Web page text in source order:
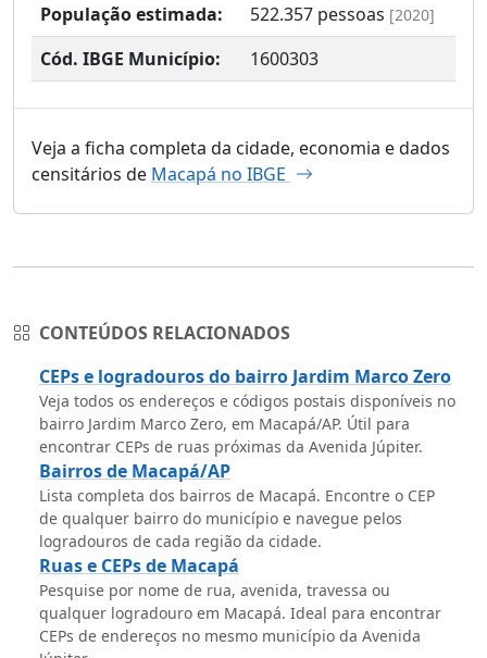
População estimada:
522.357 pessoas [2020]
Cód. IBGE Município: 1600303
Veja a ficha completa da cidade, economia e dados
censitários de Macapá no IBGE
CONTEÚDOS RELACIONADOS
CEPs e logradouros do bairro Jardim Marco Zero
Veja todos os endereços e códigos postais disponíveis no
bairro Jardim Marco Zero, em Macapá/AP. Útil para
encontrar CEPs de ruas próximas da Avenida Júpiter.
Bairros de Macapá/AP
Lista completa dos bairros de Macapá. Encontre o CEP
de qualquer bairro do município e navegue pelos
logradouros de cada região da cidade.
Ruas e CEPs de Macapá
Pesquise por nome de rua, avenida, travessa ou
qualquer logradouro em Macapá. Ideal para encontrar
CEPs de endereços no mesmo município da Avenida